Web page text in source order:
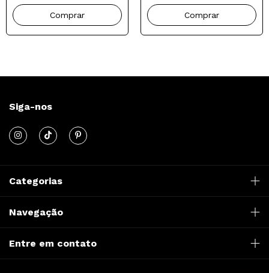
Comprar Comprar
Siga-nos
Categorias
Navegação
Entre em contato